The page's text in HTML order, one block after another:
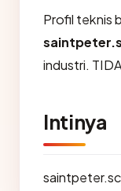
Profil teknis
industri.
Intinya